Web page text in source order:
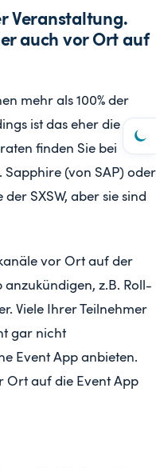
Veranstaltung.
auch vor Ort auf
mehr als 100% der
ist das eher die
finden Sie bei
(von SAP) oder
SXSW, aber sie sind
vor Ort auf der
z.B. Roll-
Viele Ihrer Teilnehmer
gar nicht
Event App anbieten.
Ort auf die Event App